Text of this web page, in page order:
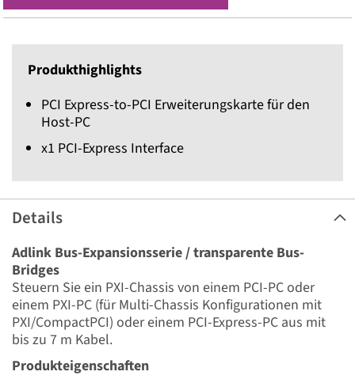
Produkthighlights
PCI Express-to-PCI Erweiterungskarte für den
Host-PC
x1 PCI-Express Interface
Details
Adlink Bus-Expansionsserie / transparente Bus-
Bridges
Steuern Sie ein PXI-Chassis von einem PCI-PC oder
einem PXI-PC (für Multi-Chassis Konfigurationen mit
PXI/CompactPCI) oder einem PCI-Express-PC aus mit
bis zu 7 m Kabel.
Produkteigenschaften